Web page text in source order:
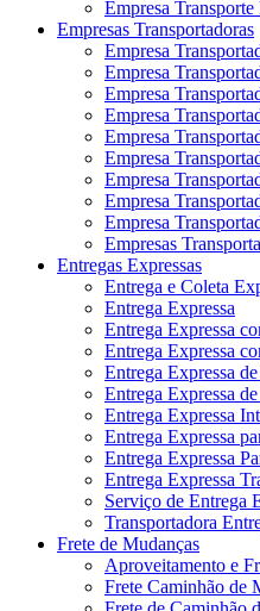
Empresa
Empresas Transportadoras
Empresa
Empresa
Empresa
Empresa
Empresa
Empresa
Empresa
Empresa
Empresa
Empresas
Entregas Expressas
Entrega e Coleta
Entrega Expressa
Entrega Expressa
Entrega Expressa
Entrega Expressa
Entrega Expressa
Entrega Expressa
Entrega Expressa
Entrega Expressa
Entrega Expressa
Serviço de Entrega
Transportadora
Frete de Mudanças
Aproveitamento e
Frete Caminhão de